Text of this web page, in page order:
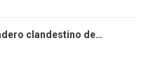
clandestino de…